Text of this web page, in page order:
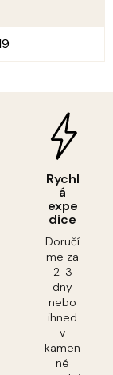
Rychl
á
expe
dice
Doručí
me za
2-3
dny
nebo
ihned
v
kamen
né